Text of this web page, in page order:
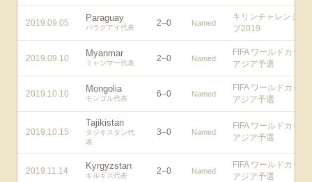
2019.09.05 Paraguay
パラグアイ代表 2–0 Named
キリンチャレンジカ
プ2019
2019.09.10 Myanmar
ミャンマー代表 2–0 Named
FIFA ワールドカップ
アジア予選
2019.10.10 Mongolia
モンゴル代表 6–0 Named
FIFA ワールドカップ
アジア予選
2019.10.15
Tajikistan
タジキスタン代
表
3–0 Named
FIFA ワールドカップ
アジア予選
2019.11.14 Kyrgyzstan
キルギス代表 2–0 Named
FIFA ワールドカップ
アジア予選